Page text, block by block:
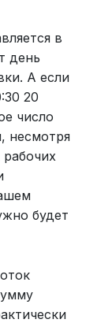
в
день
А если
20
число
несмотря
будет